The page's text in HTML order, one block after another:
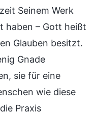
Seinem Werk
haben – Gott heißt
Glauben besitzt.
Gnade
sie für eine
wie diese
Praxis